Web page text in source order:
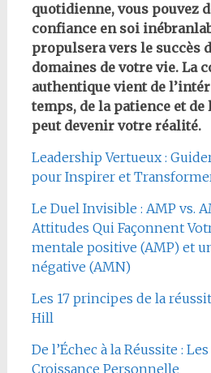
quotidienne, vous pouvez
confiance en soi
propulsera vers le succès
domaines de votre vie. La
authentique vient de
temps, de la patience et
peut devenir votre réalité.
Leadership Vertueux :
pour Inspirer et
Le Duel Invisible : AMP vs.
Attitudes Qui Façonnent
mentale positive (AMP) et
négative (AMN)
Les 17 principes de la
Hill
De l’Échec à la Réussite :
Croissance Personnelle